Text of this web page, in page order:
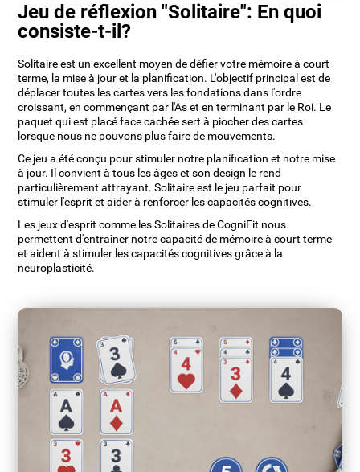
Jeu de réflexion "Solitaire": En quoi
consiste-t-il?
Solitaire est un excellent moyen de défier votre mémoire à court
terme, la mise à jour et la planification. L'objectif principal est de
déplacer toutes les cartes vers les fondations dans l'ordre
croissant, en commençant par l'As et en terminant par le Roi. Le
paquet qui est placé face cachée sert à piocher des cartes
lorsque nous ne pouvons plus faire de mouvements.
Ce jeu a été conçu pour stimuler notre planification et notre mise
à jour. Il convient à tous les âges et son design le rend
particulièrement attrayant. Solitaire est le jeu parfait pour
stimuler l'esprit et aider à renforcer les capacités cognitives.
Les jeux d'esprit comme les Solitaires de CogniFit nous
permettent d'entraîner notre capacité de mémoire à court terme
et aident à stimuler les capacités cognitives grâce à la
neuroplasticité.